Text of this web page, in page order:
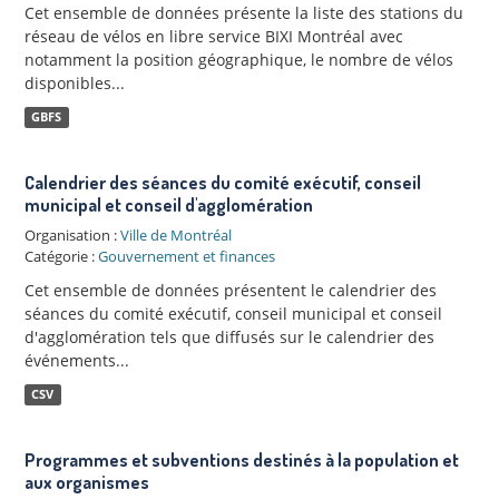
Cet ensemble de données présente la liste des stations du
réseau de vélos en libre service BIXI Montréal avec
notamment la position géographique, le nombre de vélos
disponibles...
GBFS
Calendrier des séances du comité exécutif, conseil
municipal et conseil d'agglomération
Organisation :Ville de Montréal
Catégorie :Gouvernement et finances
Cet ensemble de données présentent le calendrier des
séances du comité exécutif, conseil municipal et conseil
d'agglomération tels que diffusés sur le calendrier des
événements...
CSV
Programmes et subventions destinés à la population et
aux organismes